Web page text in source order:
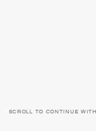
SCROLL TO CONTINUE